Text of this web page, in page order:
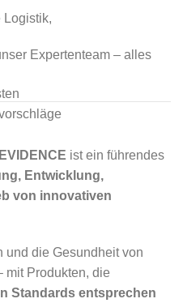
Logistik,
Expertenteam – alles
ist ein führendes
Entwicklung,
von innovativen
und die Gesundheit von
mit Produkten, die
Standards entsprechen